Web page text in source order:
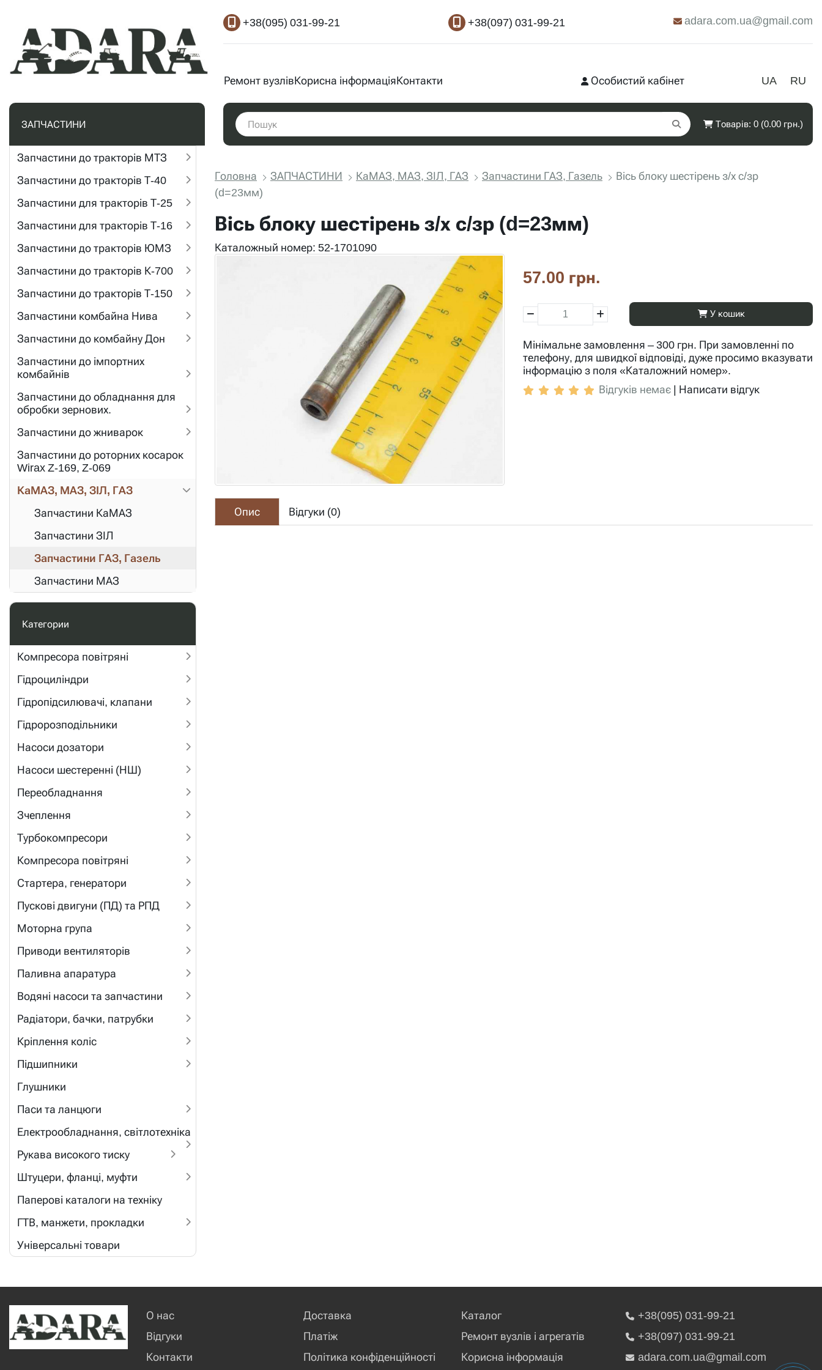
+38(095) 031-99-21 +38(097) 031-99-21 adara.com.ua@gmail.com
Ремонт вузлівКорисна інформаціяКонтакти UA RU
Особистий кабінет
ЗАПЧАСТИНИ Товарів: 0 (0.00 грн.)
Запчастини до тракторів МТЗ
Запчастини до тракторів Т-40
Запчастини для тракторів Т-25
Запчастини для тракторів Т-16
Запчастини до тракторів ЮМЗ
Запчастини до тракторів К-700
Запчастини до тракторів Т-150
Запчастини комбайна Нива
Запчастини до комбайну Дон
Запчастини до імпортних
комбайнів
Запчастини до обладнання для
обробки зернових.
Запчастини до жниварок
Запчастини до роторних косарок
Wirax Z-169, Z-069
КаМАЗ, МАЗ, ЗІЛ, ГАЗ
Запчастини КаМАЗ
Запчастини ЗІЛ
Запчастини ГАЗ, Газель
Запчастини МАЗ
Категории
Компресора повітряні
Гідроциліндри
Гідропідсилювачі, клапани
Гідророзподільники
Насоси дозатори
Насоси шестеренні (НШ)
Переобладнання
Зчеплення
Турбокомпресори
Компресора повітряні
Стартера, генератори
Пускові двигуни (ПД) та РПД
Моторна група
Приводи вентиляторів
Паливна апаратура
Водяні насоси та запчастини
Радіатори, бачки, патрубки
Кріплення коліс
Підшипники
Глушники
Паси та ланцюги
Електрообладнання, світлотехніка
Рукава високого тиску
Штуцери, фланці, муфти
Паперові каталоги на техніку
ГТВ, манжети, прокладки
Універсальні товари
Головна ЗАПЧАСТИНИ КаМАЗ, МАЗ, ЗІЛ, ГАЗ Запчастини ГАЗ, Газель
Вісь блоку шестірень з/х с/зр
(d=23мм)
Вісь блоку шестірень з/х с/зр (d=23мм)
Каталожный номер: 52-1701090
57.00 грн.
У кошик
Мінімальне замовлення – 300 грн. При замовленні по
телефону, для швидкої відповіді, дуже просимо вказувати
інформацію з поля «Каталожний номер».
Відгуків немає | Написати відгук
Опис Відгуки (0)
О нас
Відгуки
Контакти
Доставка
Платіж
Політика конфіденційності
Каталог
Ремонт вузлів і агрегатів
Корисна інформація
+38(095) 031-99-21
+38(097) 031-99-21
adara.com.ua@gmail.com